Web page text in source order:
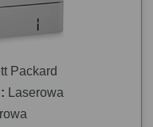
Packard
Laserowa